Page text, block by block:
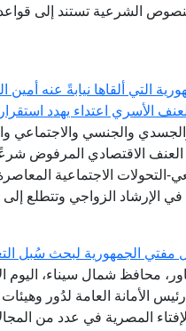
الشرعية تستند إلى
التي ألقاها نيابةً عنه أمين
الأسري اعتداء يهدد
والجنسي والاجتماعي
العنف الاقتصادي المرفوض
التحولات الاجتماعية
الإرشاد الزواجي وتتطلع
الجمهورية لبحث سُبل
محافظ شمال سيناء، اليوم
الأمانة العامة لدُور
المصرية في عدد من